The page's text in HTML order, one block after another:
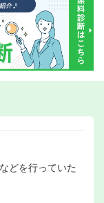
どを行っていた